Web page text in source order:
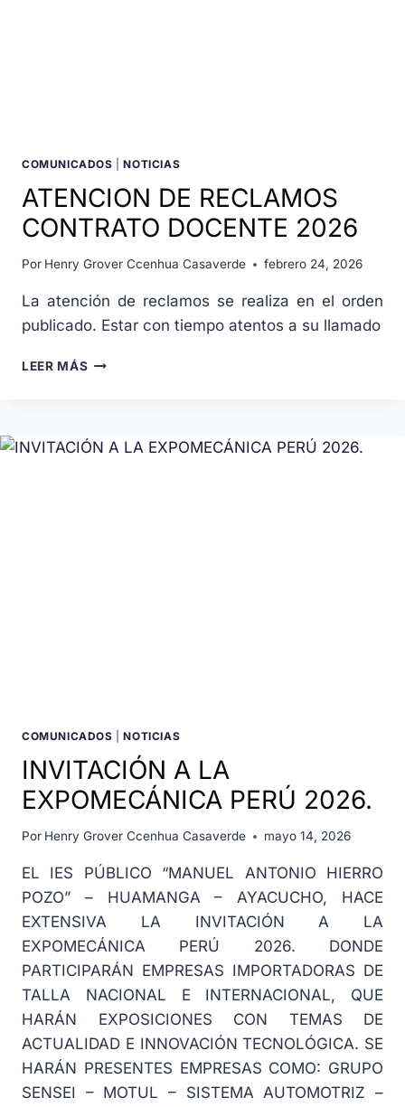
COMUNICADOS |NOTICIAS
ATENCION DE RECLAMOS
CONTRATO DOCENTE 2026
Por Henry Grover Ccenhua Casaverde febrero 24, 2026
La atención de reclamos se realiza en el orden
publicado. Estar con tiempo atentos a su llamado
LEER MÁS
COMUNICADOS |NOTICIAS
INVITACIÓN A LA
EXPOMECÁNICA PERÚ 2026.
Por Henry Grover Ccenhua Casaverde mayo 14, 2026
EL IES PÚBLICO “MANUEL ANTONIO HIERRO
POZO” – HUAMANGA – AYACUCHO, HACE
EXTENSIVA LA INVITACIÓN A LA
EXPOMECÁNICA PERÚ 2026. DONDE
PARTICIPARÁN EMPRESAS IMPORTADORAS DE
TALLA NACIONAL E INTERNACIONAL, QUE
HARÁN EXPOSICIONES CON TEMAS DE
ACTUALIDAD E INNOVACIÓN TECNOLÓGICA. SE
HARÁN PRESENTES EMPRESAS COMO: GRUPO
SENSEI – MOTUL – SISTEMA AUTOMOTRIZ –